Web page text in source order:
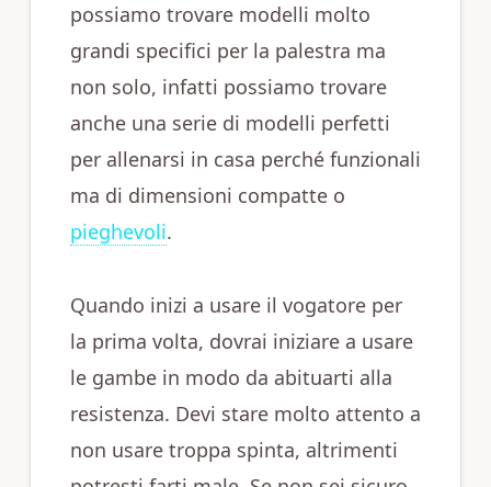
possiamo trovare modelli molto
grandi specifici per la palestra ma
non solo, infatti possiamo trovare
anche una serie di modelli perfetti
per allenarsi in casa perché funzionali
ma di dimensioni compatte o
pieghevoli.
Quando inizi a usare il vogatore per
la prima volta, dovrai iniziare a usare
le gambe in modo da abituarti alla
resistenza. Devi stare molto attento a
non usare troppa spinta, altrimenti